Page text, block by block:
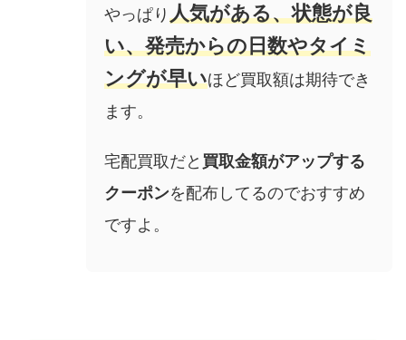
やっぱり人気がある、状態が良
い、発売からの日数やタイミ
ングが早いほど買取額は期待でき
ます。
宅配買取だと 買取金額がアップする
クーポンを配布してるのでおすすめ
ですよ。